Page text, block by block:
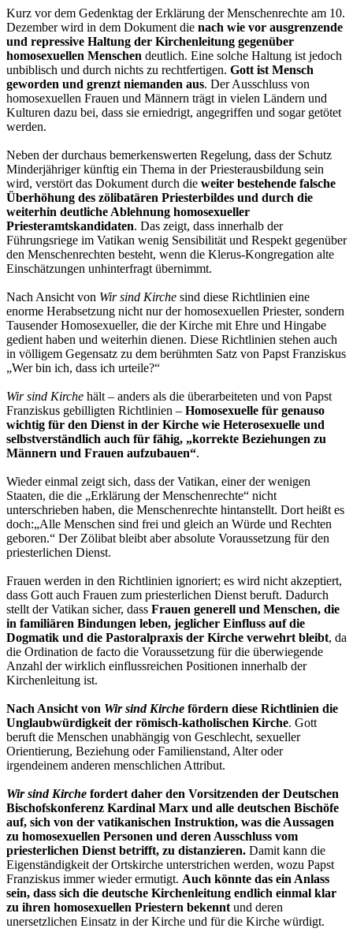
Kurz vor dem Gedenktag der Erklärung der Menschenrechte am 10.
Dezember wird in dem Dokument die nach wie vor ausgrenzende
und repressive Haltung der Kirchenleitung gegenüber
homosexuellen Menschen deutlich. Eine solche Haltung ist jedoch
unbiblisch und durch nichts zu rechtfertigen. Gott ist Mensch
geworden und grenzt niemanden aus. Der Ausschluss von
homosexuellen Frauen und Männern trägt in vielen Ländern und
Kulturen dazu bei, dass sie erniedrigt, angegriffen und sogar getötet
werden.
Neben der durchaus bemerkenswerten Regelung, dass der Schutz
Minderjähriger künftig ein Thema in der Priesterausbildung sein
wird, verstört das Dokument durch die weiter bestehende falsche
Überhöhung des zölibatären Priesterbildes und durch die
weiterhin deutliche Ablehnung homosexueller
Priesteramtskandidaten. Das zeigt, dass innerhalb der
Führungsriege im Vatikan wenig Sensibilität und Respekt gegenüber
den Menschenrechten besteht, wenn die Klerus-Kongregation alte
Einschätzungen unhinterfragt übernimmt.
Nach Ansicht von Wir sind Kirche sind diese Richtlinien eine
enorme Herabsetzung nicht nur der homosexuellen Priester, sondern
Tausender Homosexueller, die der Kirche mit Ehre und Hingabe
gedient haben und weiterhin dienen. Diese Richtlinien stehen auch
in völligem Gegensatz zu dem berühmten Satz von Papst Franziskus
„Wer bin ich, dass ich urteile?“
Wir sind Kirche hält – anders als die überarbeiteten und von Papst
Franziskus gebilligten Richtlinien – Homosexuelle für genauso
wichtig für den Dienst in der Kirche wie Heterosexuelle und
selbstverständlich auch für fähig, „korrekte Beziehungen zu
Männern und Frauen aufzubauen“.
Wieder einmal zeigt sich, dass der Vatikan, einer der wenigen
Staaten, die die „Erklärung der Menschenrechte“ nicht
unterschrieben haben, die Menschenrechte hintanstellt. Dort heißt es
doch:„Alle Menschen sind frei und gleich an Würde und Rechten
geboren.“ Der Zölibat bleibt aber absolute Voraussetzung für den
priesterlichen Dienst.
Frauen werden in den Richtlinien ignoriert; es wird nicht akzeptiert,
dass Gott auch Frauen zum priesterlichen Dienst beruft. Dadurch
stellt der Vatikan sicher, dass Frauen generell und Menschen, die
in familiären Bindungen leben, jeglicher Einfluss auf die
Dogmatik und die Pastoralpraxis der Kirche verwehrt bleibt, da
die Ordination de facto die Voraussetzung für die überwiegende
Anzahl der wirklich einflussreichen Positionen innerhalb der
Kirchenleitung ist.
Nach Ansicht von Wir sind Kirche fördern diese Richtlinien die
Unglaubwürdigkeit der römisch-katholischen Kirche. Gott
beruft die Menschen unabhängig von Geschlecht, sexueller
Orientierung, Beziehung oder Familienstand, Alter oder
irgendeinem anderen menschlichen Attribut.
Wir sind Kirche fordert daher den Vorsitzenden der Deutschen
Bischofskonferenz Kardinal Marx und alle deutschen Bischöfe
auf, sich von der vatikanischen Instruktion, was die Aussagen
zu homosexuellen Personen und deren Ausschluss vom
priesterlichen Dienst betrifft, zu distanzieren. Damit kann die
Eigenständigkeit der Ortskirche unterstrichen werden, wozu Papst
Franziskus immer wieder ermutigt. Auch könnte das ein Anlass
sein, dass sich die deutsche Kirchenleitung endlich einmal klar
zu ihren homosexuellen Priestern bekennt und deren
unersetzlichen Einsatz in der Kirche und für die Kirche würdigt.